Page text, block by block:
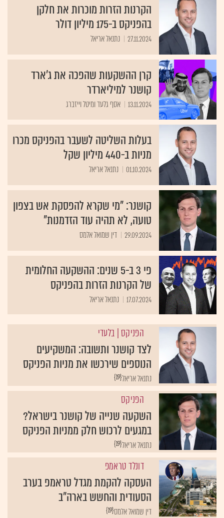
הקרנות הזרות מוכרות את חלקן
בהפניקס ב-175 מיליון דולר
27.11.2024 נתנאל אריאל
קרן ההשקעות שהפכה את ג'ארד
קושנר למיליארדר
13.11.2024 אסף גלעד ומיטל וייזברג
בעלות השליטה לשעבר בהפניקס מכרו
מניות ב-440 מיליון שקל
01.10.2024 נתנאל אריאל
קושנר: "מי שקרא להפסקת אש בצפון
טועה, לא תהיה עוד הזדמנות"
29.09.2024 דין שמואל אלמס
פי 3 ב-5 שנים: ההשקעה החלומית
של הקרנות הזרות בהפניקס
17.07.2024 נתנאל אריאל
הפניקס | בלעדי
לצד קושנר ותשובה: המשקיעים
הנוספים שירכשו את מניות הפניקס
{19}נתנאל אריאל
הפניקס
השקעה שנייה של קושנר בישראל?
במגעים לרכוש חלק ממניות הפניקס
{19}נתנאל אריאל
דונלד טראמפ
העסקה להקמת מגדל טראמפ בערב
הסעודית והחשש בארה"ב
{19}דין שמואל אלמס